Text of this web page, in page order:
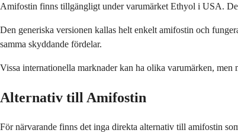
Amifostin finns tillgängligt under varumärket Ethyol i USA.
Den generiska versionen kallas helt enkelt amifostin och
samma skyddande fördelar.
Vissa internationella marknader kan ha olika varumärken,
Alternativ till Amifostin
För närvarande finns det inga direkta alternativ till amifostin